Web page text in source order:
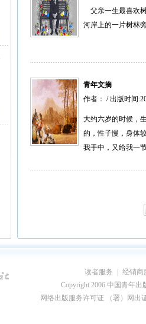
父亲一生最喜欢
河岸上的一片树林
青年文摘
作者： / 出版时间
大约六岁的时候，
的，性子慢，身体
我手中，又给我一
读者服务
经销商
Copyright 2006 中国青年出
网络出版服务许可证 （署）网出